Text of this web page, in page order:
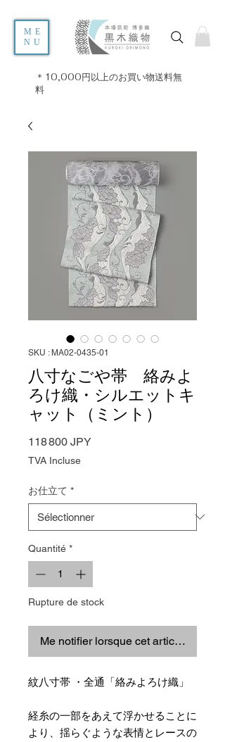
ME
NU
＊10,000円以上のお買い物送料無
料
SKU : MA02-0435-01
八寸なごや帯 絡みよ
ろけ織・シルエットキ
ャット（ミント）
118 800 JPYPrix
TVA Incluse
お仕立て *
Quantité *
Rupture de stock
Me notifier lorsque cet article est
紋八寸帯 ・全通「絡みよろけ織」
経糸の一部をあえて浮かせることに
より、揺らぐような表情とレースの